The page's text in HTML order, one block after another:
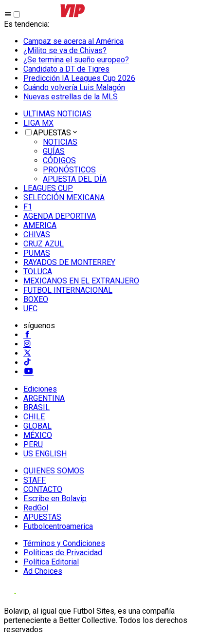
Es tendencia:
Campaz se acerca al América
¿Milito se va de Chivas?
¿Se termina el sueño europeo?
Candidato a DT de Tigres
Predicción IA Leagues Cup 2026
Cuándo volvería Luis Malagón
Nuevas estrellas de la MLS
ULTIMAS NOTICIAS
LIGA MX
APUESTAS
NOTICIAS
GUÍAS
CÓDIGOS
PRONÓSTICOS
APUESTA DEL DÍA
LEAGUES CUP
SELECCIÓN MEXICANA
F1
AGENDA DEPORTIVA
AMERICA
CHIVAS
CRUZ AZUL
PUMAS
RAYADOS DE MONTERREY
TOLUCA
MEXICANOS EN EL EXTRANJERO
FUTBOL INTERNACIONAL
BOXEO
UFC
síguenos
Ediciones
ARGENTINA
BRASIL
CHILE
GLOBAL
MÉXICO
PERU
US ENGLISH
QUIENES SOMOS
STAFF
CONTACTO
Escribe en Bolavip
RedGol
APUESTAS
Futbolcentroamerica
Términos y Condiciones
Políticas de Privacidad
Política Editorial
Ad Choices
Bolavip, al igual que Futbol Sites, es una compañía
perteneciente a Better Collective. Todos los derechos
reservados